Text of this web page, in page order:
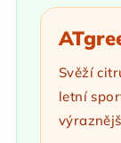
Svěží
letní